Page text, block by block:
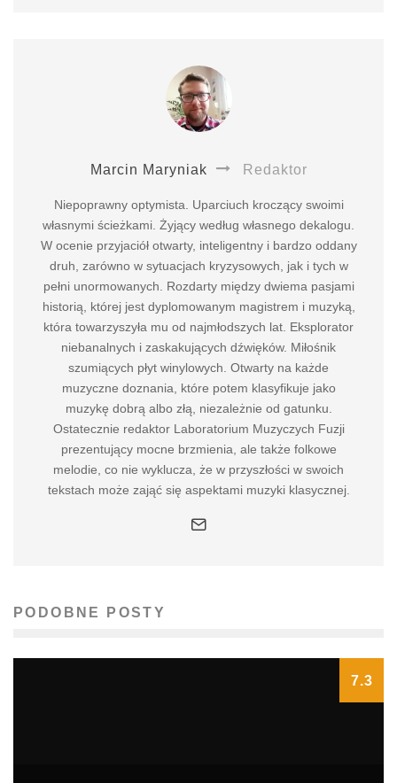
Marcin Maryniak Redaktor
Niepoprawny optymista. Uparciuch kroczący swoimi
własnymi ścieżkami. Żyjący według własnego dekalogu.
W ocenie przyjaciół otwarty, inteligentny i bardzo oddany
druh, zarówno w sytuacjach kryzysowych, jak i tych w
pełni unormowanych. Rozdarty między dwiema pasjami
historią, której jest dyplomowanym magistrem i muzyką,
która towarzyszyła mu od najmłodszych lat. Eksplorator
niebanalnych i zaskakujących dźwięków. Miłośnik
szumiących płyt winylowych. Otwarty na każde
muzyczne doznania, które potem klasyfikuje jako
muzykę dobrą albo złą, niezależnie od gatunku.
Ostatecznie redaktor Laboratorium Muzyczych Fuzji
prezentujący mocne brzmienia, ale także folkowe
melodie, co nie wyklucza, że w przyszłości w swoich
tekstach może zająć się aspektami muzyki klasycznej.
PODOBNE POSTY
7.3